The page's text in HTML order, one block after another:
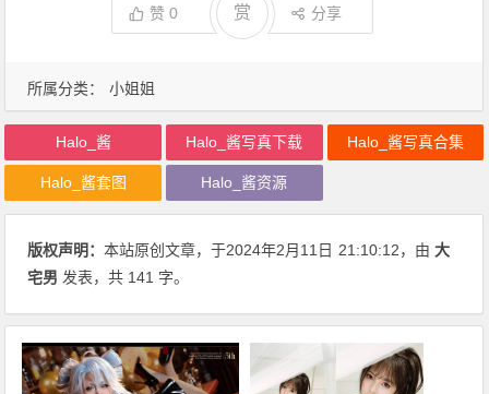
所属分类： 小姐姐
赞0 赏 分享
Halo_酱 Halo_酱写真下载 Halo_酱写真合集
Halo_酱套图 Halo_酱资源
版权声明：本站原创文章，于2024年2月11日 21:10:12，由大
宅男 发表，共 141 字。